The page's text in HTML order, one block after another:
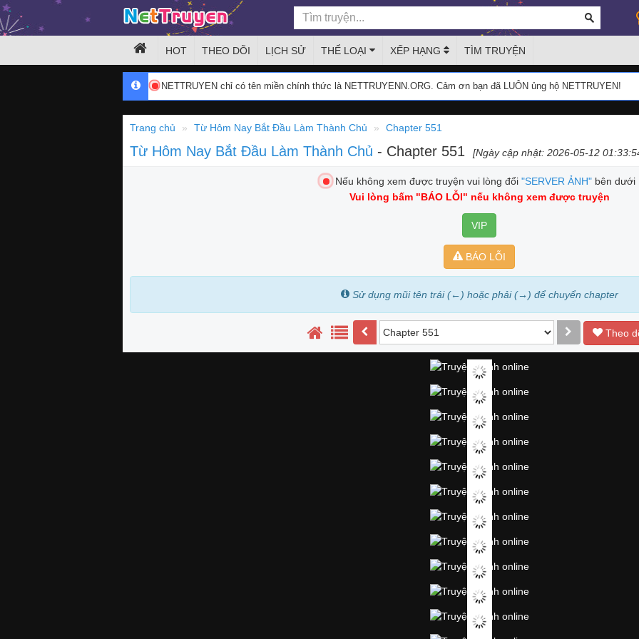
HOT THEO DÕI LỊCH SỬ THỂ LOẠI XẾP HẠNG TÌM TRUYỆN
NETTRUYEN chỉ có tên miền chính thức là NETTRUYENN.ORG. Cảm ơn bạn đã LUÔN ủng hộ NETTRUYEN!
Trang chủ Từ Hôm Nay Bắt Đầu Làm Thành Chủ Chapter 551
Từ Hôm Nay Bắt Đầu Làm Thành Chủ - Chapter 551 [Ngày cập nhật: 2026-05-12
Nếu không xem được truyện vui lòng đổi "SERVER ẢNH" bên dưới
Vui lòng bấm "BÁO LỖI" nếu không xem được truyện
VIP
BÁO LỖI
Sử dụng mũi tên trái (←) hoặc phải (→) để chuyển chapter
Theo